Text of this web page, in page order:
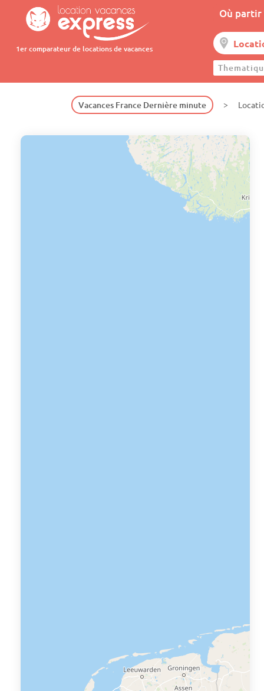
1er comparateur de locations de vacances
Où partir
Vacances France Dernière minute